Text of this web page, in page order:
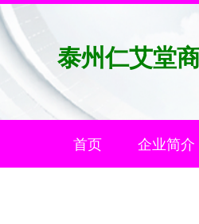
泰州仁艾堂
首页 企业简介